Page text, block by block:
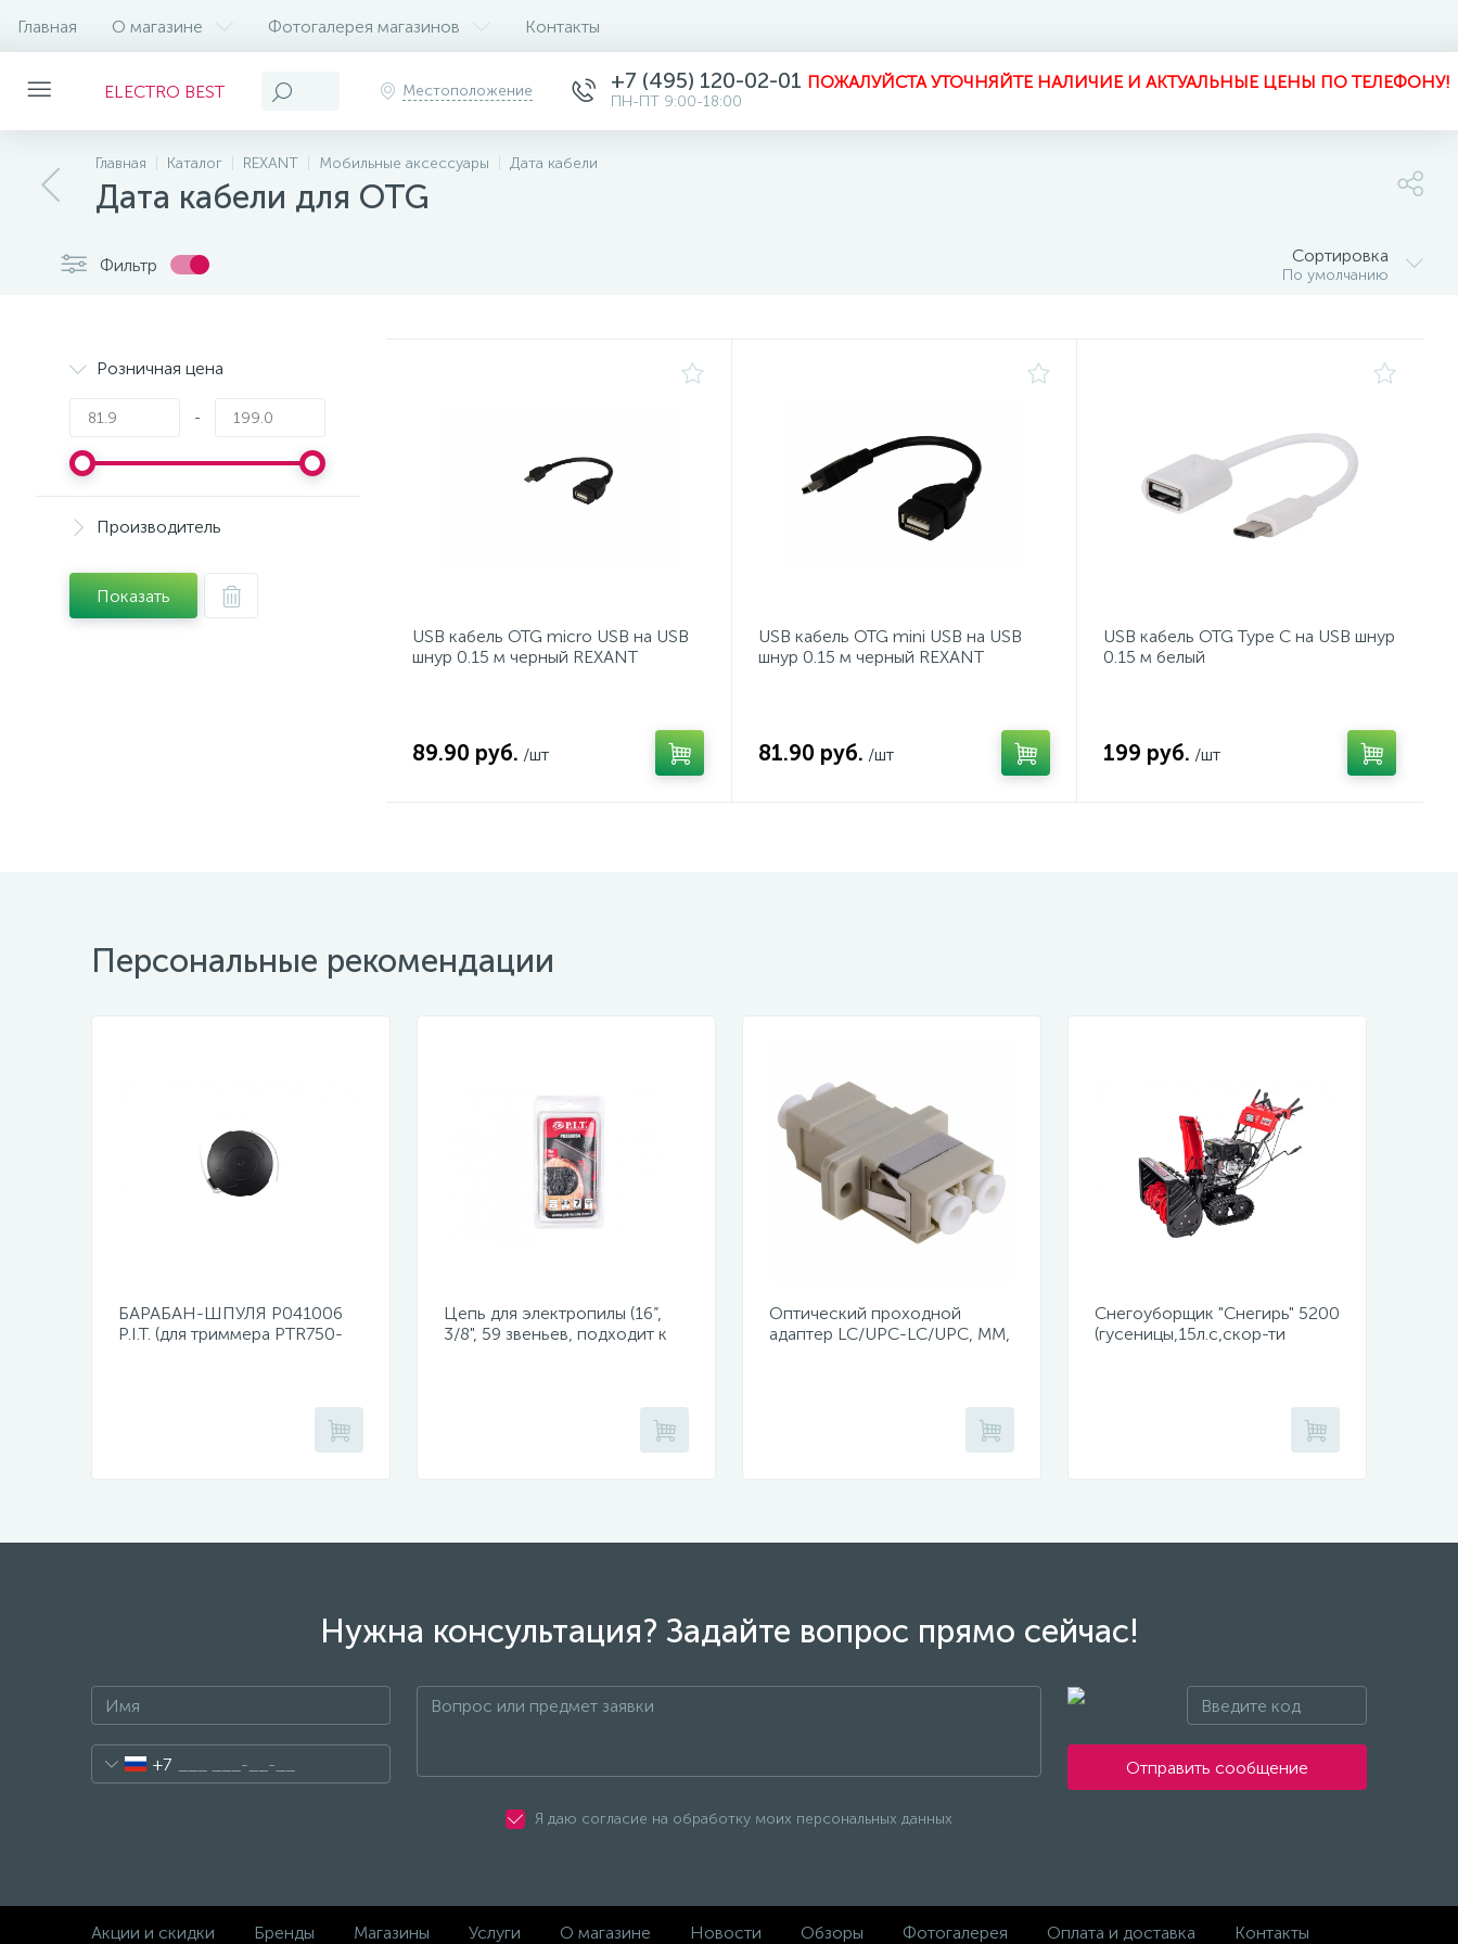
Главная О магазине Фотогалерея магазинов Контакты
ELECTRO BEST Местоположение +7 (495) 120-02-01 ПОЖАЛУЙСТА УТОЧНЯЙТЕ НАЛИЧИЕ И АКТУАЛЬНЫЕ ЦЕНЫ ПО ТЕЛЕФОНУ!
ПН-ПТ 9:00-18:00
Главная Каталог REXANT Мобильные аксессуары Дата кабели
Дата кабели для OTG
Фильтр Сортировка
По умолчанию
Розничная цена
-
Производитель
Показать
USB кабель OTG micro USB на USB
шнур 0.15 м черный REXANT
89.90 руб. /шт
USB кабель OTG mini USB на USB
шнур 0.15 м черный REXANT
81.90 руб. /шт
USB кабель OTG Type C на USB шнур
0.15 м белый
199 руб. /шт
Персональные рекомендации
БАРАБАН-ШПУЛЯ Р041006
P.I.T. (для триммера PTR750-
Цепь для электропилы (16”,
3/8", 59 звеньев, подходит к
Оптический проходной
адаптер LC/UPC-LC/UPC, MM,
Снегоуборщик "Снегирь" 5200
(гусеницы,15л.с,скор-ти
Нужна консультация? Задайте вопрос прямо сейчас!
+7 Отправить сообщение
Я даю согласие на обработку моих персональных данных
Акции и скидки Бренды Магазины Услуги О магазине Новости Обзоры Фотогалерея Оплата и доставка Контакты